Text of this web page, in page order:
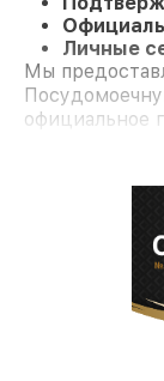
Личные
Мы
официальное